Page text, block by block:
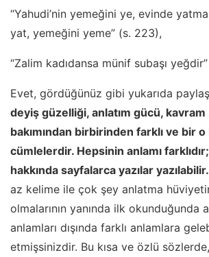
“Yahudi’nin yemeğini ye, evinde
yat, yemeğini yeme” (s. 223),
“Zalim kadıdansa münif subaşı
Evet, gördüğünüz gibi yukarıda
deyiş güzelliği, anlatım gücü,
bakımından birbirinden farklı ve bir
cümlelerdir. Hepsinin anlamı
hakkında sayfalarca yazılar yazılabilir.
az kelime ile çok şey anlatma
olmalarının yanında ilk okunduğunda
anlamları dışında farklı anlamlara
etmişsinizdir. Bu kısa ve özlü